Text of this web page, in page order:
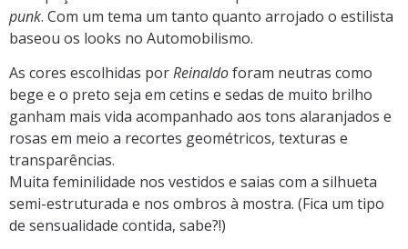
punk. Com um tema um tanto quanto arrojado o estilista
baseou os looks no Automobilismo.
As cores escolhidas porReinaldoforam neutras como
bege e o preto seja em cetins e sedas de muito brilho
ganham mais vida acompanhado aos tons alaranjados e
rosas em meio a recortes geométricos, texturas e
transparências.
Muita feminilidade nos vestidos e saias com a silhueta
semi-estruturada e nos ombros à mostra. (Fica um tipo
de sensualidade contida, sabe?!)